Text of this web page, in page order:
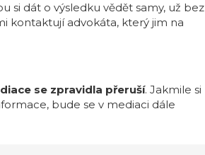
si dát o výsledku vědět samy, už bez
kontaktují advokáta, který jim na
se zpravidla přeruší. Jakmile si
bude se v mediaci dále